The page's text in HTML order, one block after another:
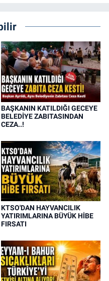
BAŞKANIN KATILDIĞI GECEYE
BELEDİYE ZABITASINDAN
CEZA..!
KTSO'DAN HAYVANCILIK
YATIRIMLARINA BÜYÜK HİBE
FIRSATI